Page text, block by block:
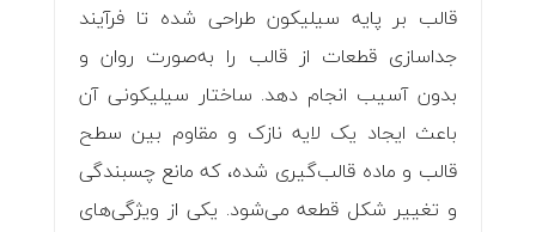
قالب بر پایه سیلیکون طراحی شده تا فرآیند
جداسازی قطعات از قالب را به‌صورت روان و
بدون آسیب انجام دهد. ساختار سیلیکونی آن
باعث ایجاد یک لایه نازک و مقاوم بین سطح
قالب و ماده قالب‌گیری شده، که مانع چسبندگی
و تغییر شکل قطعه می‌شود. یکی از ویژگی‌های